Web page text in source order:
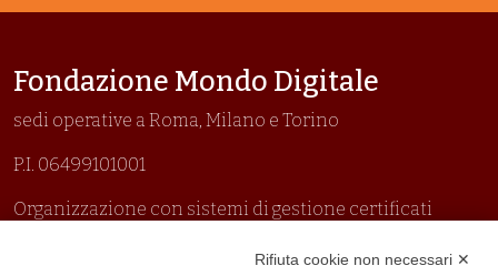
Fondazione Mondo Digitale
sedi operative a Roma, Milano e Torino
P.I. 06499101001
Organizzazione con sistemi di gestione certificati
Rifiuta cookie non necessari ✕